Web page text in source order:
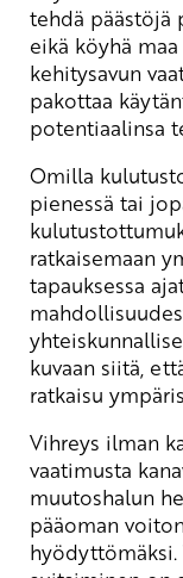
tehdä päästöjä
eikä köyhä
kehitysavun
pakottaa
potentiaalinsa
Omilla
pienessä tai
ratkaisemaan
tapauksessa
kuvaan siitä,
ratkaisu
Vihreys ilman
vaatimusta
muutoshalun
pääoman
hyödyttömäksi.